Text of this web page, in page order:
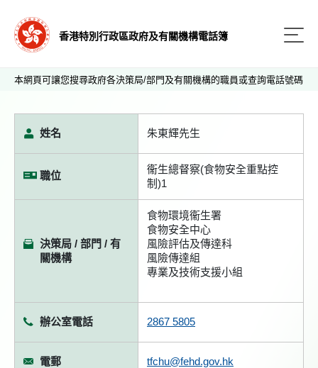
香港特別行政區政府及有關機構電話簿
本網頁可讓您搜尋政府各決策局/部門及有關機構的職員或查詢電話號碼
姓名 朱東輝先生
職位
衞生總督察(食物安全重點控
制)1
決策局 / 部門 / 有
關機構
食物環境衞生署
食物安全中心
風險評估及傳達科
風險傳達組
專業及技術支援小組
辦公室電話 2867 5805
電郵 tfchu@fehd.gov.hk